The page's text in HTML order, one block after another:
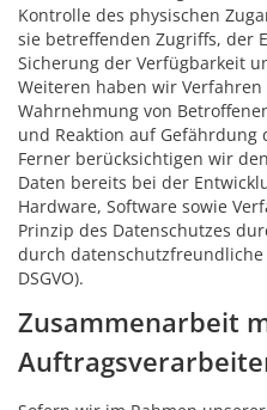
Kontrolle des physischen
sie betreffenden Zugriffs, der
Sicherung der Verfügbarkeit
Weiteren haben wir
Wahrnehmung von
und Reaktion auf Gefährdung
Ferner berücksichtigen wir
Daten bereits bei der
Hardware, Software sowie
Prinzip des Datenschutzes
durch
DSGVO).
Zusammenarbeit